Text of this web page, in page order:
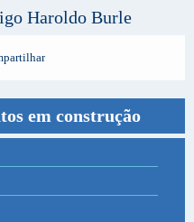
Haroldo Burle
em construção